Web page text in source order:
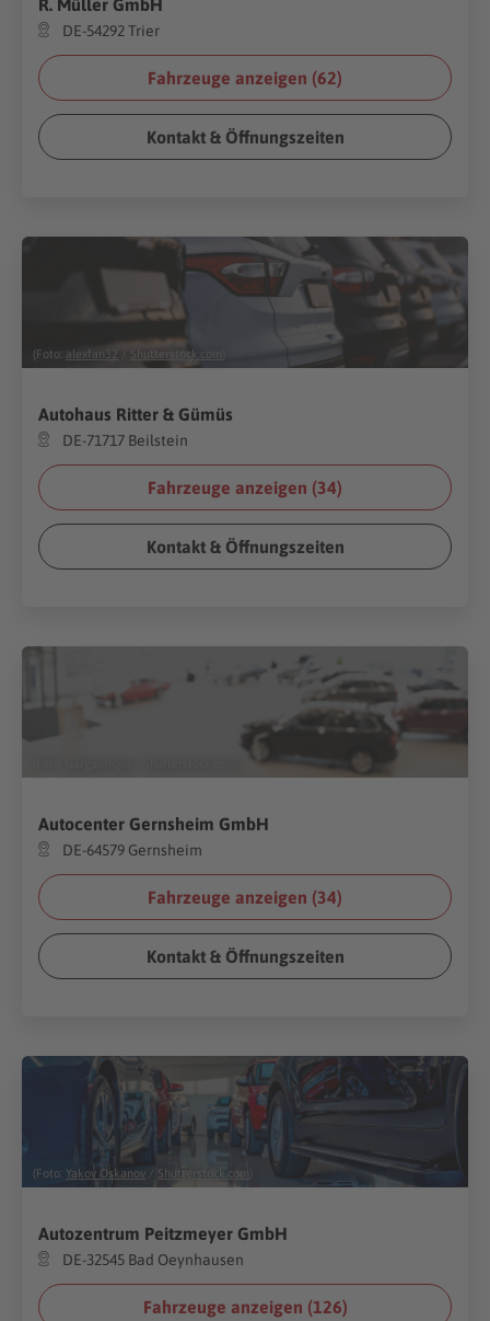
DE-54292 Trier
Fahrzeuge anzeigen (62)
Kontakt & Öffnungszeiten
(Foto: alexfan32 Shutterstock.com
Autohaus Ritter & Gümüs
DE-71717 Beilstein
Fahrzeuge anzeigen (34)
Kontakt & Öffnungszeiten
Autocenter Gernsheim GmbH
DE-64579 Gernsheim
Fahrzeuge anzeigen (34)
Kontakt & Öffnungszeiten
(Foto: Yakov Oskanov / Shutterstock.com
Autozentrum Peitzmeyer GmbH
DE-32545 Bad Oeynhausen
Fahrzeuge anzeigen (126)